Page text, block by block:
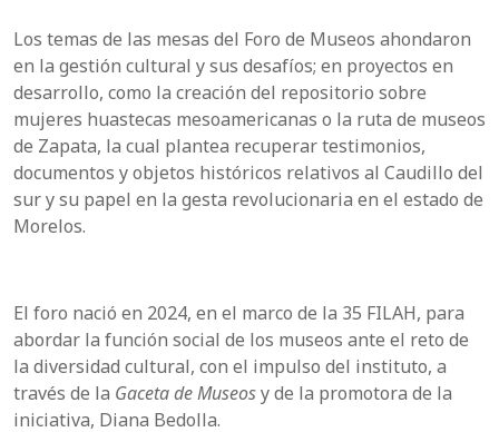
Los temas de las mesas del Foro de Museos ahondaron
en la gestión cultural y sus desafíos; en proyectos en
desarrollo, como la creación del repositorio sobre
mujeres huastecas mesoamericanas o la ruta de museos
de Zapata, la cual plantea recuperar testimonios,
documentos y objetos históricos relativos al Caudillo del
sur y su papel en la gesta revolucionaria en el estado de
Morelos.
El foro nació en 2024, en el marco de la 35 FILAH, para
abordar la función social de los museos ante el reto de
la diversidad cultural, con el impulso del instituto, a
través de la Gaceta de Museosy de la promotora de la
iniciativa, Diana Bedolla.